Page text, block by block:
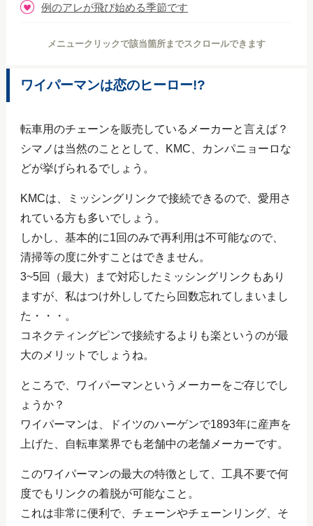
k
例のアレが飛び始める季節です
メニュークリックで該当箇所までスクロールできます
ワイパーマンは恋のヒーロー!?
転車用のチェーンを販売しているメーカーと言えば？
シマノは当然のこととして、KMC、カンパニョーロな
どが挙げられるでしょう。
KMCは、ミッシングリンクで接続できるので、愛用さ
れている方も多いでしょう。
しかし、基本的に1回のみで再利用は不可能なので、
清掃等の度に外すことはできません。
3~5回（最大）まで対応したミッシングリンクもあり
ますが、私はつけ外ししてたら回数忘れてしまいまし
た・・・。
コネクティングピンで接続するよりも楽というのが最
大のメリットでしょうね。
ところで、ワイパーマンというメーカーをご存じでし
ょうか？
ワイパーマンは、ドイツのハーゲンで1893年に産声を
上げた、自転車業界でも老舗中の老舗メーカーです。
このワイパーマンの最大の特徴として、工具不要で何
度でもリンクの着脱が可能なこと。
これは非常に便利で、チェーンやチェーンリング、そ